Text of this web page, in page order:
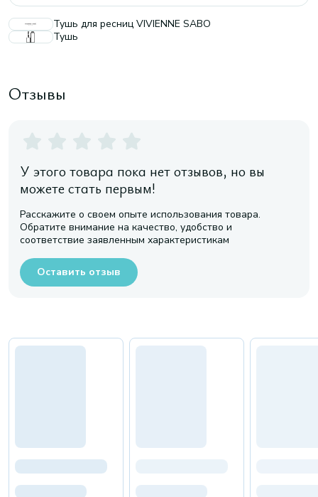
Тушь для ресниц VIVIENNE SABO
Тушь
Отзывы
У этого товара пока нет отзывов, но вы
можете стать первым!
Расскажите о своем опыте использования товара.
Обратите внимание на качество, удобство и
соответствие заявленным характеристикам
Оставить отзыв